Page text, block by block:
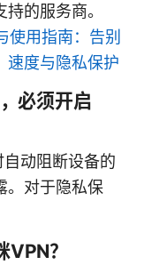
的服务商。
用指南：告别
速度与隐私保护
必须开启
动阻断设备的
。对于隐私保
？